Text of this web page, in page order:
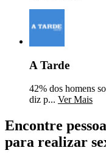
A Tarde
42% dos homens
diz p... Ver Mais
Encontre
para realizar